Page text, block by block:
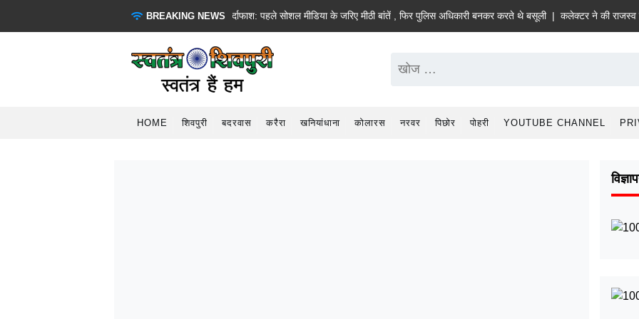
BREAKING NEWS
फोन पर अश्लील बातें कर लोगों को फंसाने वाले गैंग का पर्दाफाश: पहले सोशल मीडिया के जरिए मीठी बांतें , फिर पुलिस अधिकारी बनकर करते थे बसूली |कलेक्टर ने की राजस्व विभाग
HOME शिवपुरी बदरवास करैरा खनियांधाना कोलारस नरवर पिछोर पोहरी YOUTUBE CHANNEL